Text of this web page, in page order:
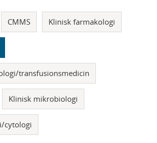
CMMS Klinisk farmakologi
transfusionsmedicin
Klinisk mikrobiologi
cytologi